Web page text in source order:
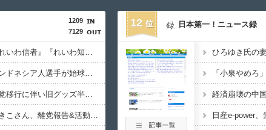
1209
7129
【いのち】れいわ支持者「『れいわ信者』『れいわ知能』は差別的。放送禁止用語にすべき。オールドメディアは配慮を」→かわりにピッタリの名称が爆誕してしまうw
【カミツキ悲報】甲子園でインドネシア人選手が始球式→日本保守党・百田尚樹代表「甲子園を政治利用するな！」
【悲報】テレ朝「れいわ、新党移行に伴い旧グッズ半額セール開催。でも『秘書給与疑惑』あるよね＾＾」
【さようなら】れいわ大石あきこさん、離党報告&活動休止を宣言
12 日本第一！ニュース録